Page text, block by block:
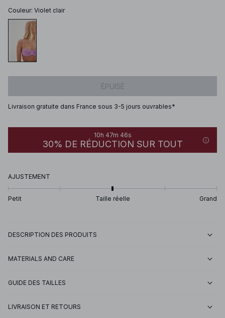
Couleur: Violet clair
ÉPUISÉ
Livraison gratuite dans France sous 3-5 jours ouvrables*
10h 47m 46s
30% DE RÉDUCTION SUR TOUT
AJUSTEMENT
Petit Taille réelle Grand
DESCRIPTION DES PRODUITS
MATERIALS AND CARE
GUIDE DES TAILLES
LIVRAISON ET RETOURS